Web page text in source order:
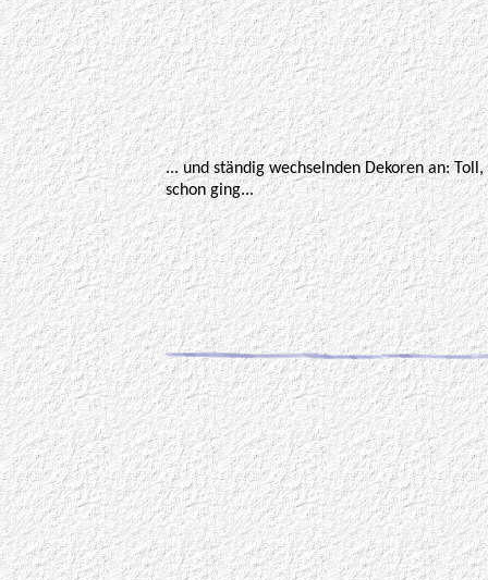
... und ständig wechselnden Dekoren an:
schon ging...